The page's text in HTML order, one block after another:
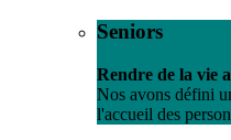
Seniors
Rendre de la vie
Nos avons défini
l'accueil des